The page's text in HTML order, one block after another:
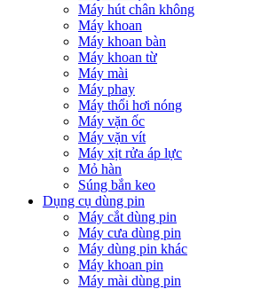
Máy hút chân không
Máy khoan
Máy khoan bàn
Máy khoan từ
Máy mài
Máy phay
Máy thổi hơi nóng
Máy vặn ốc
Máy vặn vít
Máy xịt rửa áp lực
Mỏ hàn
Súng bắn keo
Dụng cụ dùng pin
Máy cắt dùng pin
Máy cưa dùng pin
Máy dùng pin khác
Máy khoan pin
Máy mài dùng pin